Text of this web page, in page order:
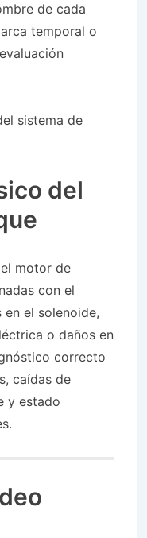
de cada
temporal o
sistema de
del
motor de
con el
el solenoide,
o daños en
correcto
caídas de
y estado